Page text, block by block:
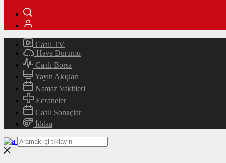
Canlı TV
Hava Durumu
Canlı Borsa
Yayın Akışları
Namaz Vakitleri
Eczaneler
Canlı Sonuçlar
İddaa